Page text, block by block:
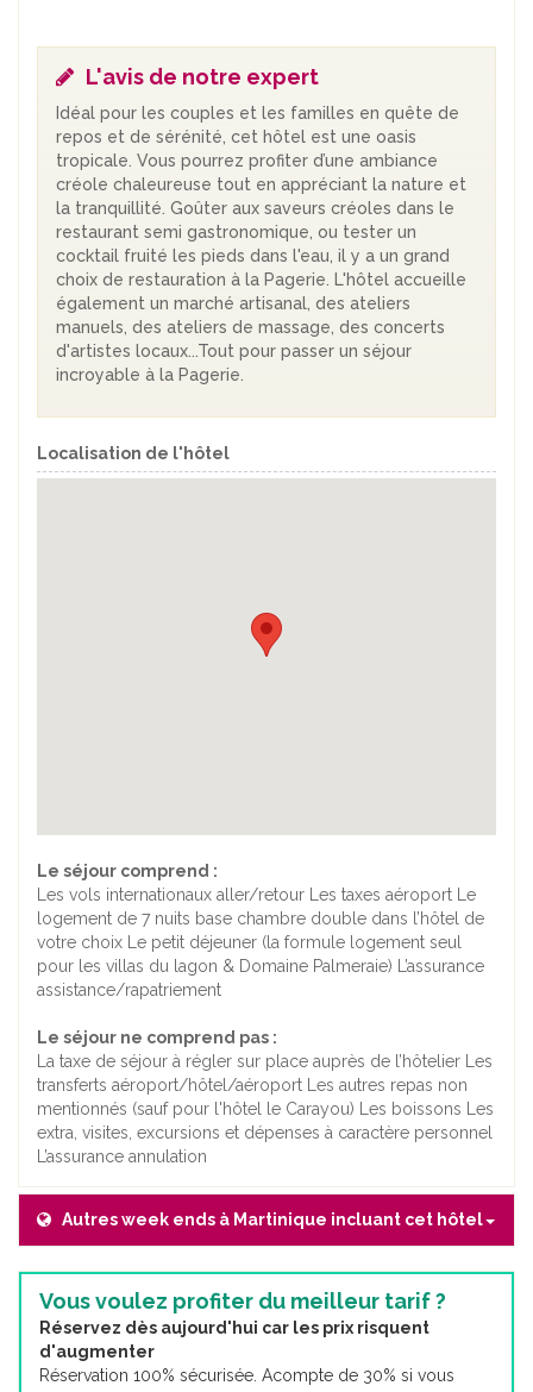
L'avis de notre expert
Idéal pour les couples et les familles en quête de
repos et de sérénité, cet hôtel est une oasis
tropicale. Vous pourrez profiter d’une ambiance
créole chaleureuse tout en appréciant la nature et
la tranquillité. Goûter aux saveurs créoles dans le
restaurant semi gastronomique, ou tester un
cocktail fruité les pieds dans l'eau, il y a un grand
choix de restauration à la Pagerie. L'hôtel accueille
également un marché artisanal, des ateliers
manuels, des ateliers de massage, des concerts
d'artistes locaux...Tout pour passer un séjour
incroyable à la Pagerie.
Localisation de l'hôtel
Le séjour comprend :
Les vols internationaux aller/retour Les taxes aéroport Le
logement de 7 nuits base chambre double dans l’hôtel de
votre choix Le petit déjeuner (la formule logement seul
pour les villas du lagon & Domaine Palmeraie) L’assurance
assistance/rapatriement
Le séjour ne comprend pas :
La taxe de séjour à régler sur place auprès de l’hôtelier Les
transferts aéroport/hôtel/aéroport Les autres repas non
mentionnés (sauf pour l'hôtel le Carayou) Les boissons Les
extra, visites, excursions et dépenses à caractère personnel
L’assurance annulation
Autres week ends à Martinique incluant cet hôtel
Vous voulez profiter du meilleur tarif ?
Réservez dès aujourd'hui car les prix risquent
d'augmenter
Réservation 100% sécurisée. Acompte de 30% si vous